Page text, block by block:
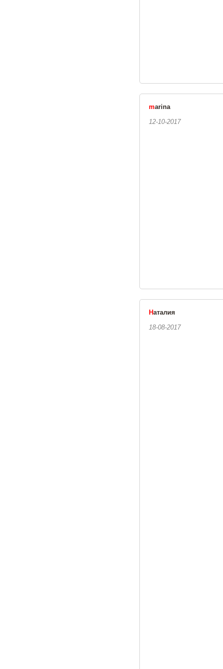
marina
12-10-2017
Наталия
18-08-2017